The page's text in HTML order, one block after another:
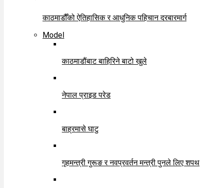
काठमाडौँको ऐतिहासिक र आधुनिक पहिचान दरबारमार्ग
Model
काठमाडौंबाट बाहिरिने बाटो खुले
नेपाल प्राइड परेड
बाह्रमासे घाटु
गृहमन्त्री गुरूङ र नवप्रवर्तन मन्त्री पुनले लिए शपथ